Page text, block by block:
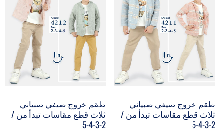
طقم خروج صيفي صبياني
ثلاث قطع مقاسات تبدأ من /
2-3-4-5
طقم خروج صيفي صبياني
ثلاث قطع مقاسات تبدأ من /
2-3-4-5